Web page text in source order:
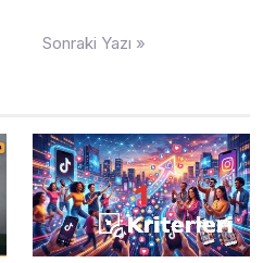
Sonraki Yazı »